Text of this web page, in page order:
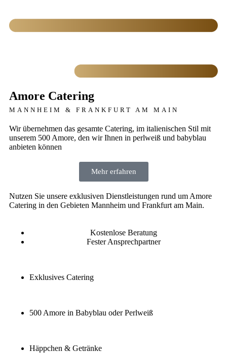
Amore Catering
MANNHEIM & FRANKFURT AM MAIN
Wir übernehmen das gesamte Catering, im italienischen Stil mit
unserem 500 Amore, den wir Ihnen in perlweiß und babyblau
anbieten können
Mehr erfahren
Nutzen Sie unsere exklusiven Dienstleistungen rund um Amore
Catering in den Gebieten Mannheim und Frankfurt am Main.
Kostenlose Beratung
Fester Ansprechpartner
Exklusives Catering
500 Amore in Babyblau oder Perlweiß
Häppchen & Getränke